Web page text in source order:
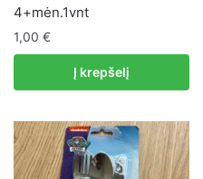
4+mėn.1vnt
1,00 €
Į krepšelį